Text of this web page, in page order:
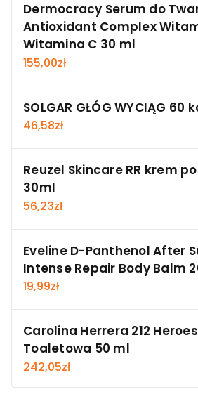
Dermocracy Serum do
Antioxidant Complex
Witamina C 30 ml
155,00zł
SOLGAR GŁÓG WYCIĄG 60
46,58zł
Reuzel Skincare RR krem
30ml
56,23zł
Eveline D-Panthenol After
Intense Repair Body Balm
19,99zł
Carolina Herrera 212
Toaletowa 50 ml
242,05zł